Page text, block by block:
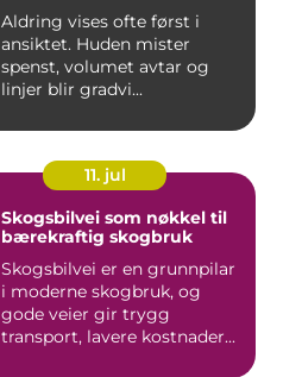
Aldring vises ofte først i
ansiktet. Huden mister
spenst, volumet avtar og
linjer blir gradvi...
11. jul
Skogsbilvei som nøkkel til
bærekraftig skogbruk
Skogsbilvei er en grunnpilar
i moderne skogbruk, og
gode veier gir trygg
transport, lavere kostnader...